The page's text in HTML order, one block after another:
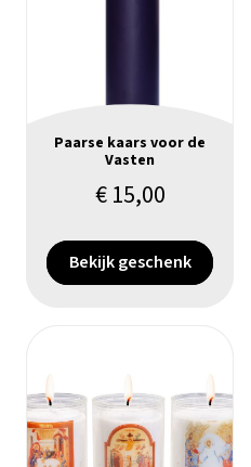
Paarse kaars voor de
Vasten
€15,00
Bekijk geschenk